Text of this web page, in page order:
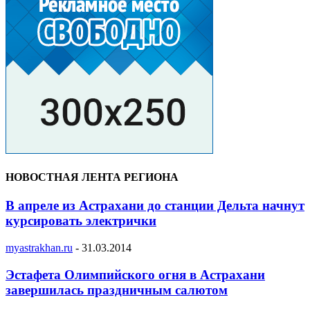
НОВОСТНАЯ ЛЕНТА РЕГИОНА
В апреле из Астрахани до станции Дельта начнут
курсировать электрички
myastrakhan.ru - 31.03.2014
Эстафета Олимпийского огня в Астрахани
завершилась праздничным салютом